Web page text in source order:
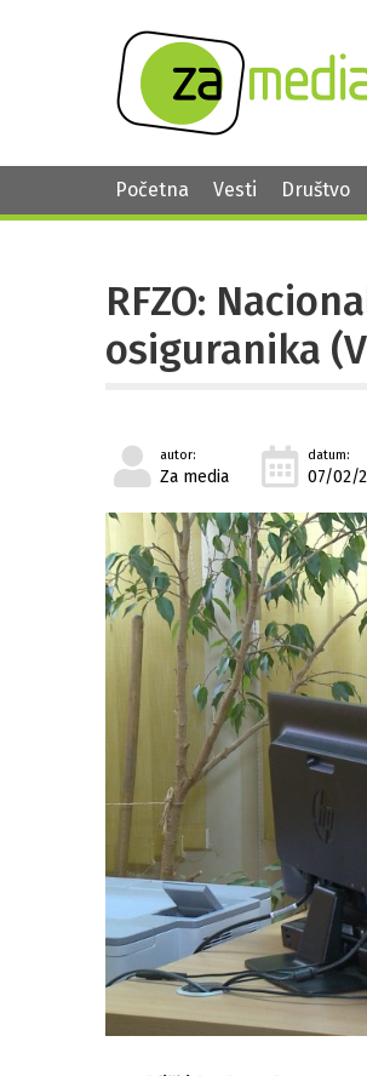
Početna Vesti Društvo
RFZO:
osiguranika
autor:
Za media
datum:
07/02/